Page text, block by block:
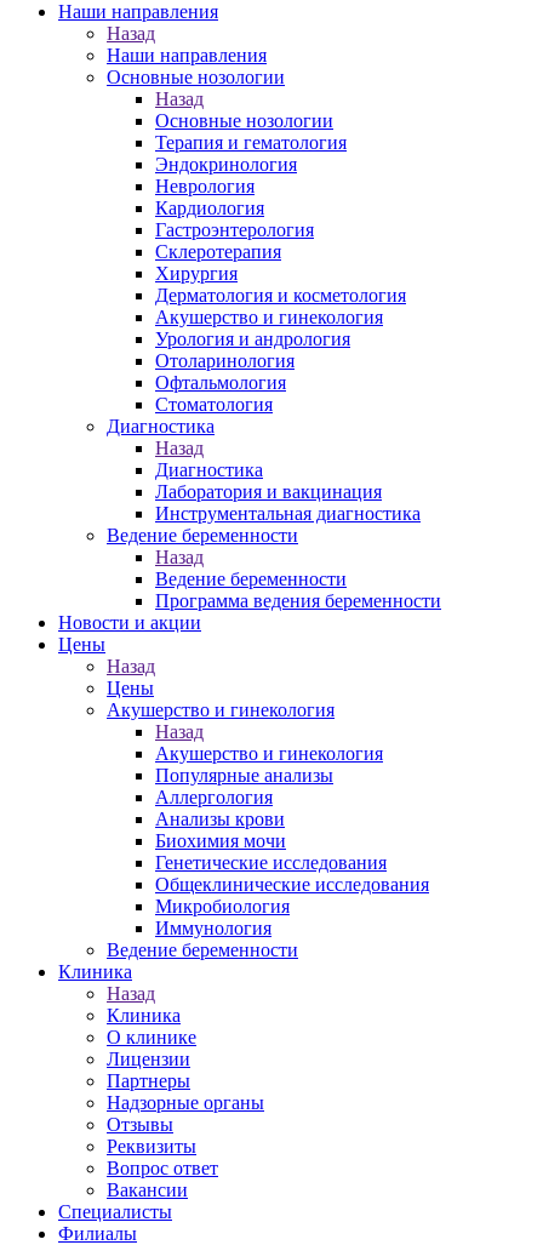
Наши направления
Назад
Наши направления
Основные нозологии
Назад
Основные нозологии
Терапия и гематология
Эндокринология
Неврология
Кардиология
Гастроэнтерология
Склеротерапия
Хирургия
Дерматология и косметология
Акушерство и гинекология
Урология и андрология
Отоларинология
Офтальмология
Стоматология
Диагностика
Назад
Диагностика
Лаборатория и вакцинация
Инструментальная диагностика
Ведение беременности
Назад
Ведение беременности
Программа ведения беременности
Новости и акции
Цены
Назад
Цены
Акушерство и гинекология
Назад
Акушерство и гинекология
Популярные анализы
Аллергология
Анализы крови
Биохимия мочи
Генетические исследования
Общеклинические исследования
Микробиология
Иммунология
Ведение беременности
Клиника
Назад
Клиника
О клинике
Лицензии
Партнеры
Надзорные органы
Отзывы
Реквизиты
Вопрос ответ
Вакансии
Специалисты
Филиалы